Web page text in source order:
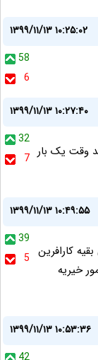
۱۳۹۹/۱۱/۱۳ ۱۰:۲۵:۰۲
58
6
۱۳۹۹/۱۱/۱۳ ۱۰:۲۷:۴۰
32
7 وقت یک بار
۱۳۹۹/۱۱/۱۳ ۱۰:۴۹:۵۵
39
5 کارافرین
خیریه
۱۳۹۹/۱۱/۱۳ ۱۰:۵۳:۳۶